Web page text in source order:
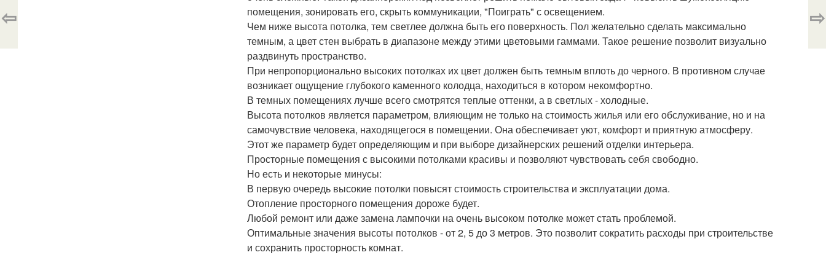
помещения, зонировать его, скрыть коммуникации, "Поиграть" с освещением.
Чем ниже высота потолка, тем светлее должна быть его поверхность. Пол желательно сделать максимально
темным, а цвет стен выбрать в диапазоне между этими цветовыми гаммами. Такое решение позволит визуально
раздвинуть пространство.
При непропорционально высоких потолках их цвет должен быть темным вплоть до черного. В противном случае
возникает ощущение глубокого каменного колодца, находиться в котором некомфортно.
В темных помещениях лучше всего смотрятся теплые оттенки, а в светлых - холодные.
Высота потолков является параметром, влияющим не только на стоимость жилья или его обслуживание, но и на
самочувствие человека, находящегося в помещении. Она обеспечивает уют, комфорт и приятную атмосферу.
Этот же параметр будет определяющим и при выборе дизайнерских решений отделки интерьера.
Просторные помещения с высокими потолками красивы и позволяют чувствовать себя свободно.
Но есть и некоторые минусы:
В первую очередь высокие потолки повысят стоимость строительства и эксплуатации дома.
Отопление просторного помещения дороже будет.
Любой ремонт или даже замена лампочки на очень высоком потолке может стать проблемой.
Оптимальные значения высоты потолков - от 2, 5 до 3 метров. Это позволит сократить расходы при строительстве
и сохранить просторность комнат.
⇦ ⇨